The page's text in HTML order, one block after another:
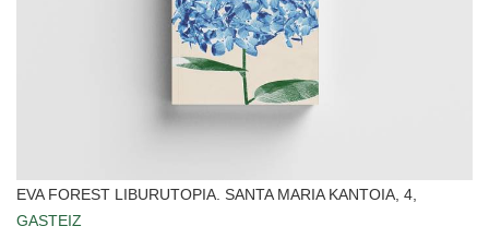
EVA FOREST LIBURUTOPIA. SANTA MARIA KANTOIA, 4,
GASTEIZ